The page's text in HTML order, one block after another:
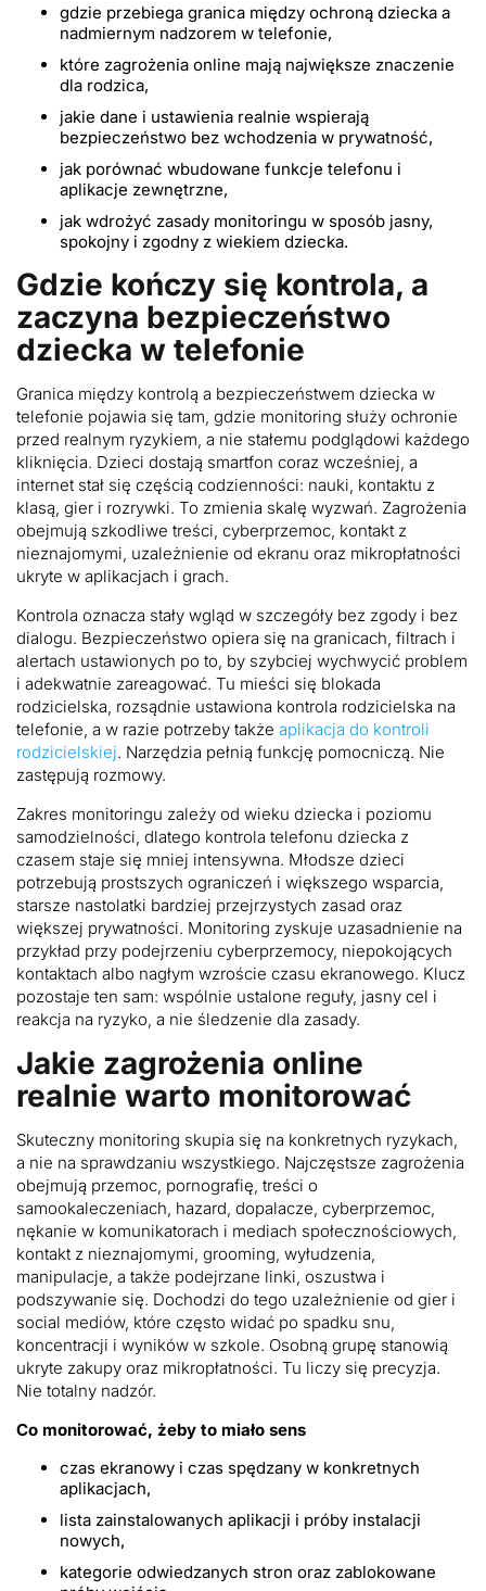
gdzie przebiega granica między ochroną dziecka a
nadmiernym nadzorem w telefonie,
które zagrożenia online mają największe znaczenie
dla rodzica,
jakie dane i ustawienia realnie wspierają
bezpieczeństwo bez wchodzenia w prywatność,
jak porównać wbudowane funkcje telefonu i
aplikacje zewnętrzne,
jak wdrożyć zasady monitoringu w sposób jasny,
spokojny i zgodny z wiekiem dziecka.
Gdzie kończy się kontrola, a
zaczyna bezpieczeństwo
dziecka w telefonie
Granica między kontrolą a bezpieczeństwem dziecka w
telefonie pojawia się tam, gdzie monitoring służy ochronie
przed realnym ryzykiem, a nie stałemu podglądowi każdego
kliknięcia. Dzieci dostają smartfon coraz wcześniej, a
internet stał się częścią codzienności: nauki, kontaktu z
klasą, gier i rozrywki. To zmienia skalę wyzwań. Zagrożenia
obejmują szkodliwe treści, cyberprzemoc, kontakt z
nieznajomymi, uzależnienie od ekranu oraz mikropłatności
ukryte w aplikacjach i grach.
Kontrola oznacza stały wgląd w szczegóły bez zgody i bez
dialogu. Bezpieczeństwo opiera się na granicach, filtrach i
alertach ustawionych po to, by szybciej wychwycić problem
i adekwatnie zareagować. Tu mieści się blokada
rodzicielska, rozsądnie ustawiona kontrola rodzicielska na
telefonie, a w razie potrzeby także aplikacja do kontroli
rodzicielskiej. Narzędzia pełnią funkcję pomocniczą. Nie
zastępują rozmowy.
Zakres monitoringu zależy od wieku dziecka i poziomu
samodzielności, dlatego kontrola telefonu dziecka z
czasem staje się mniej intensywna. Młodsze dzieci
potrzebują prostszych ograniczeń i większego wsparcia,
starsze nastolatki bardziej przejrzystych zasad oraz
większej prywatności. Monitoring zyskuje uzasadnienie na
przykład przy podejrzeniu cyberprzemocy, niepokojących
kontaktach albo nagłym wzroście czasu ekranowego. Klucz
pozostaje ten sam: wspólnie ustalone reguły, jasny cel i
reakcja na ryzyko, a nie śledzenie dla zasady.
Jakie zagrożenia online
realnie warto monitorować
Skuteczny monitoring skupia się na konkretnych ryzykach,
a nie na sprawdzaniu wszystkiego. Najczęstsze zagrożenia
obejmują przemoc, pornografię, treści o
samookaleczeniach, hazard, dopalacze, cyberprzemoc,
nękanie w komunikatorach i mediach społecznościowych,
kontakt z nieznajomymi, grooming, wyłudzenia,
manipulacje, a także podejrzane linki, oszustwa i
podszywanie się. Dochodzi do tego uzależnienie od gier i
social mediów, które często widać po spadku snu,
koncentracji i wyników w szkole. Osobną grupę stanowią
ukryte zakupy oraz mikropłatności. Tu liczy się precyzja.
Nie totalny nadzór.
Co monitorować, żeby to miało sens
czas ekranowy i czas spędzany w konkretnych
aplikacjach,
lista zainstalowanych aplikacji i próby instalacji
nowych,
kategorie odwiedzanych stron oraz zablokowane